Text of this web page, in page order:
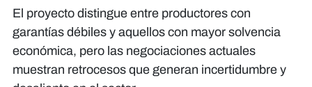
El proyecto distingue entre productores con
garantías débiles y aquellos con mayor solvencia
económica, pero las negociaciones actuales
muestran retrocesos que generan incertidumbre y